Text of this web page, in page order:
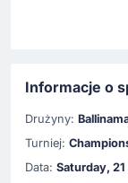
Informacje o
Drużyny:
Turniej:
Data: Saturday,